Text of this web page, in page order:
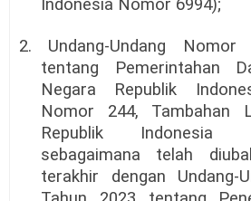
Indonesia Nomor 6994);
2. Undang-Undang
tentang Pemerintahan
Negara Republik
Nomor 244, Tambahan
Republik Indonesia
sebagaimana telah
terakhir dengan Undang-